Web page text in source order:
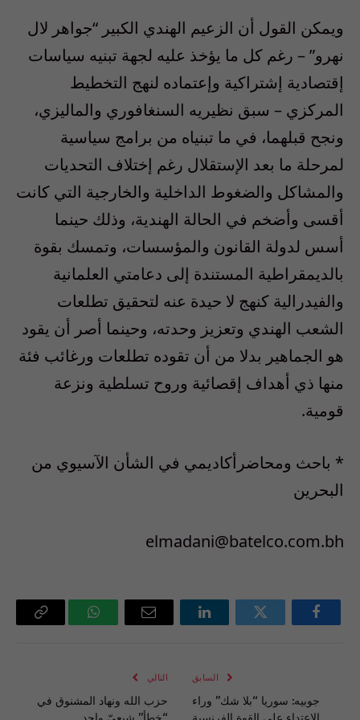
ويمكن القول أن الزعيم الهندي الكبير “جواهر لال
نهرو” – رغم كل ما يؤخذ عليه لجهة تبنيه سياسات
إقتصادية إشتراكية وإعتماده لنهج التخطيط
المركزي – سبق نظيريه السنغافوري والماليزي،
ونجح قبلهما، في ما تبنياه من برامج سياسية
لمرحلة ما بعد الإستقلال رغم إختلاف التحديات
والمشاكل والضغوط الداخلية والخارجية التي كانت
أقسى وأضخم في الحالة الهندية، وذلك حينما
أسس لدولة القانون والمؤسسات، وتمسك بقوة
بالديمقراطية المستندة إلى دعامتي العلمانية
والفيدرالية كنهج لا حيدة عنه لتحقيق تطلعات
الشعب الهندي وتعزيز وحدته، وحينما أصر أن يقود
هو الجماهير بدلا من أن تقوده تطلعات ورغائب فئة
منها ذي أهداف إقصائية وروح تسلطية ونزعة
قومية.
* باحث ومحاضرأكاديمي في الشأن الآسيوي من
البحرين
elmadani@batelco.com.bh
فيسبوك تويتر لينكدإن
البريد
واتساب Copy
السابق
جوبيه: سوريا “بلا شك” وراء
التالي
حزب الله ونهاد المشنوق في